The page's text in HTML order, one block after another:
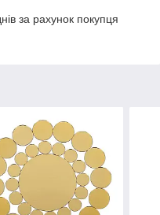
за рахунок покупця